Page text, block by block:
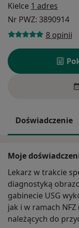
Kielce 1 adres
Nr PWZ: 3890914
8 opinii
Doświadczenie
Moje
Lekarz w trakcie
diagnostyką
gabinecie USG
jak i w ramach
należących do